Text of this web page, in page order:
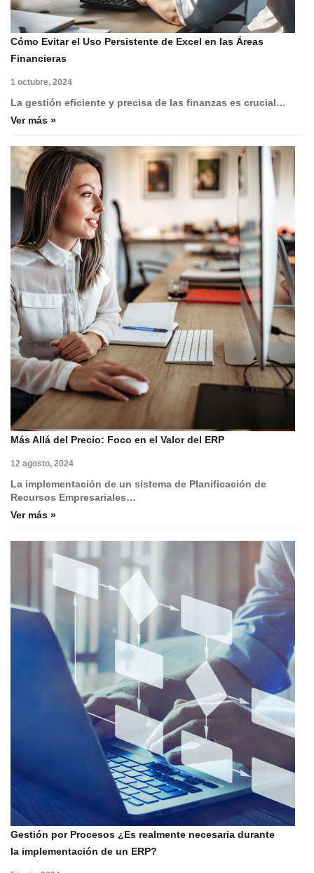
Cómo Evitar el Uso Persistente de Excel en las Áreas
Financieras
1 octubre, 2024
La gestión eficiente y precisa de las finanzas es crucial…
Ver más »
Más Allá del Precio: Foco en el Valor del ERP
12 agosto, 2024
La implementación de un sistema de Planificación de
Recursos Empresariales…
Ver más »
Gestión por Procesos ¿Es realmente necesaria durante
la implementación de un ERP?